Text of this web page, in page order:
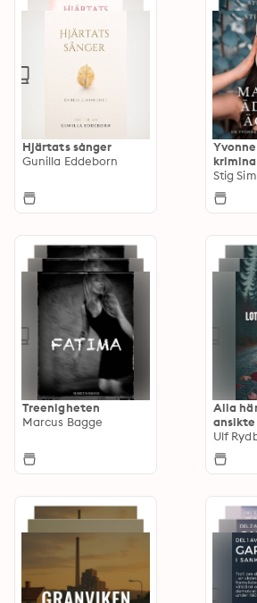
Hjärtats sånger
Gunilla Eddeborn
Stig
Treenigheten
Marcus Bagge
Alla
Ulf